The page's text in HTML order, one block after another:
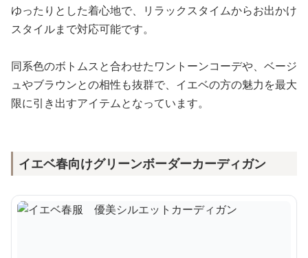
ゆったりとした着心地で、リラックスタイムからお出かけ
スタイルまで対応可能です。
同系色のボトムスと合わせたワントーンコーデや、ベージ
ュやブラウンとの相性も抜群で、イエベの方の魅力を最大
限に引き出すアイテムとなっています。
イエベ春向けグリーンボーダーカーディガン